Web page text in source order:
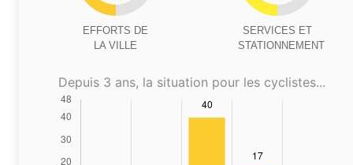
EFFORTS DE
LA VILLE
SERVICES ET
STATIONNEMENT
Depuis 3 ans, la situation pour les cyclistes...